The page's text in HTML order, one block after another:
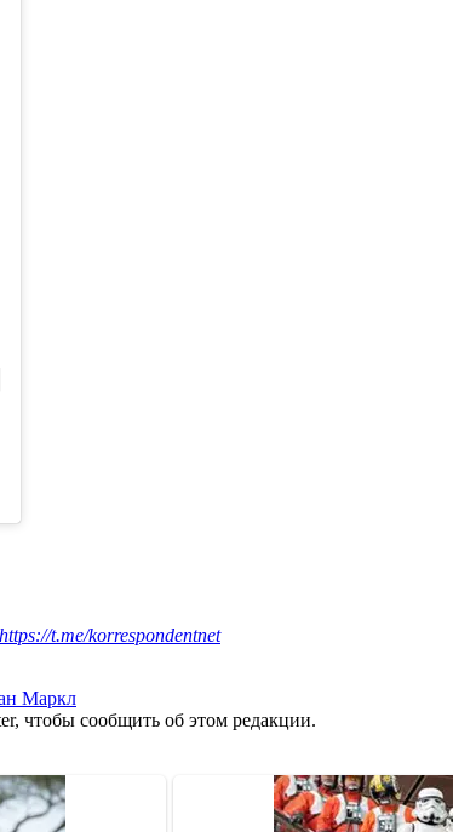
https://t.me/korrespondentnet
Маркл
чтобы сообщить об этом редакции.